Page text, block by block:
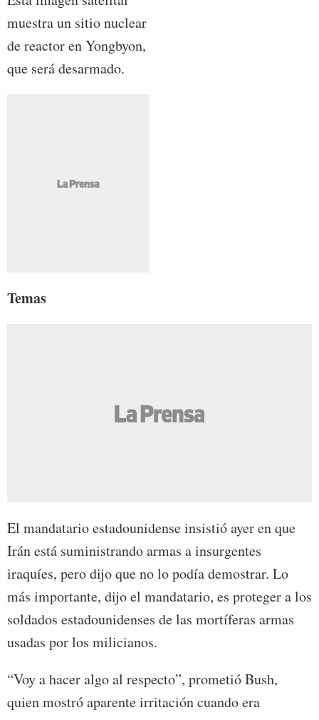
muestra un sitio nuclear
de reactor en Yongbyon,
que será desarmado.
Temas
El mandatario estadounidense insistió ayer en que
Irán está suministrando armas a insurgentes
iraquíes, pero dijo que no lo podía demostrar. Lo
más importante, dijo el mandatario, es proteger a los
soldados estadounidenses de las mortíferas armas
usadas por los milicianos.
“Voy a hacer algo al respecto”, prometió Bush,
quien mostró aparente irritación cuando era